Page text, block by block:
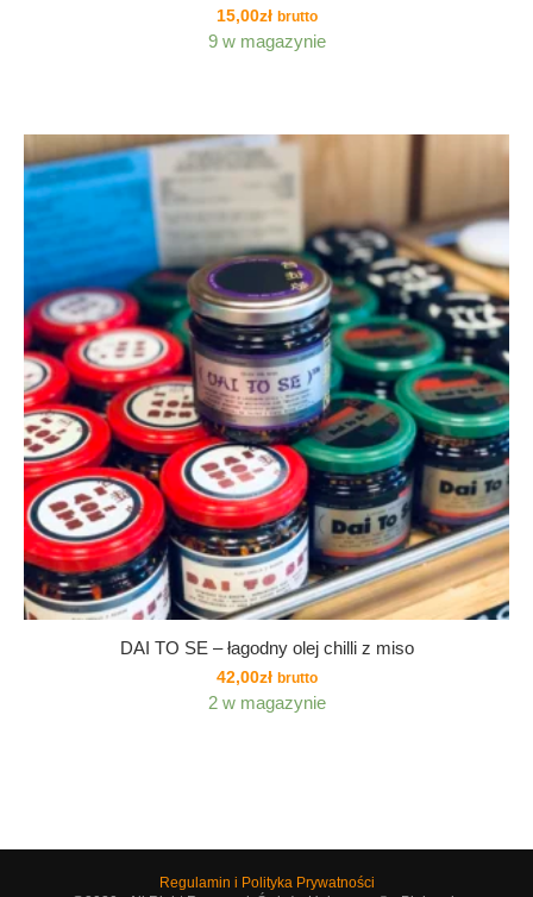
15,00zł brutto
9 w magazynie
DAI TO SE – łagodny olej chilli z miso
42,00zł brutto
2 w magazynie
Regulamin i Polityka Prywatności